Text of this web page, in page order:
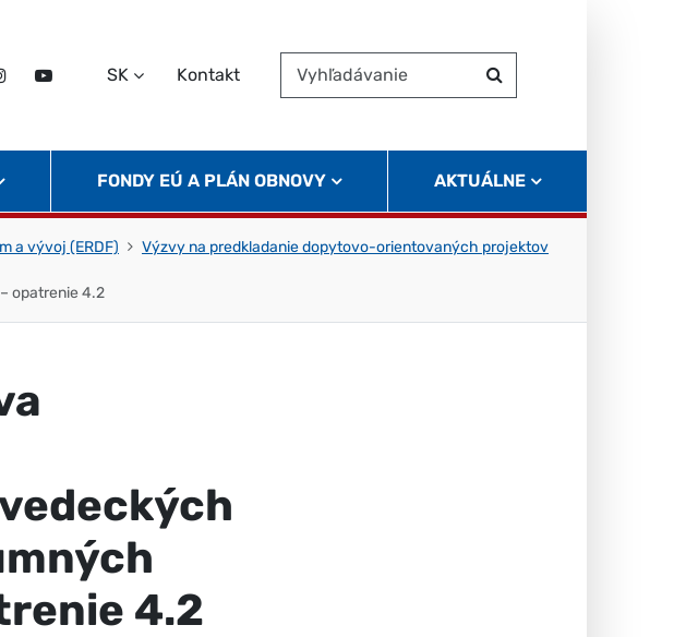
Twitter
SK Kontakt
Vyhľadávanie
Hľadať
FONDY EÚ A PLÁN OBNOVY AKTUÁLNE
a vývoj (ERDF)
Výzvy na predkladanie dopytovo-orientovaných projektov
opatrenie 4.2
4.2